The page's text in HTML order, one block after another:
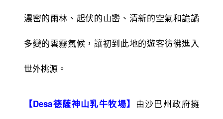
濃密的雨林、起伏的山巒、清新的空氣和詭譎
多變的雲霧氣候，讓初到此地的遊客彷彿進入
世外桃源。
【Desa德薩神山乳牛牧場】 由沙巴州政府擁